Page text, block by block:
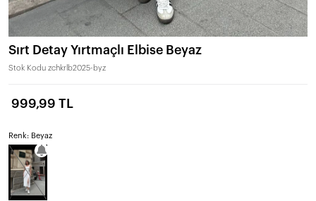
Sırt Detay Yırtmaçlı Elbise Beyaz
Stok Kodu zchkrlb2025-byz
999,99 TL
Renk: Beyaz